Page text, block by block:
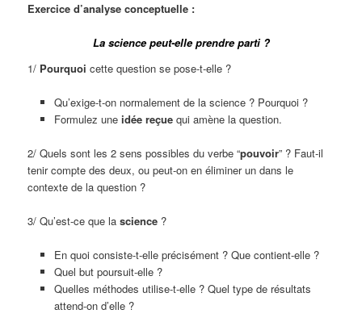
Exercice d’analyse conceptuelle :
La science peut-elle prendre parti ?
1/ Pourquoi cette question se pose-t-elle ?
Qu’exige-t-on normalement de la science ? Pourquoi ?
Formulez une idée reçuequi amène la question.
2/ Quels sont les 2 sens possibles du verbe “pouvoir” ? Faut-il
tenir compte des deux, ou peut-on en éliminer un dans le
contexte de la question ?
3/ Qu’est-ce que lascience ?
En quoi consiste-t-elle précisément ? Que contient-elle ?
Quel but poursuit-elle ?
Quelles méthodes utilise-t-elle ? Quel type de résultats
attend-on d’elle ?